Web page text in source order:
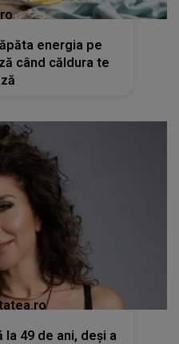
energia pe
când căldura te
la 49 de ani, deși a